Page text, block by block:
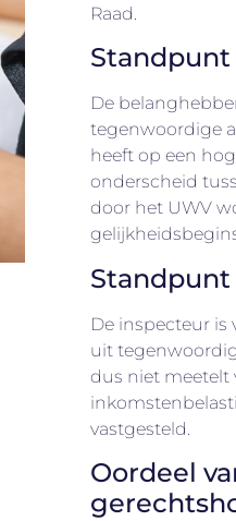
Raad.
De
tegenwoordige
heeft op een
onderscheid
door het UWV
Standpunt
De inspecteur
uit
dus niet meetelt
vastgesteld.
Oordeel